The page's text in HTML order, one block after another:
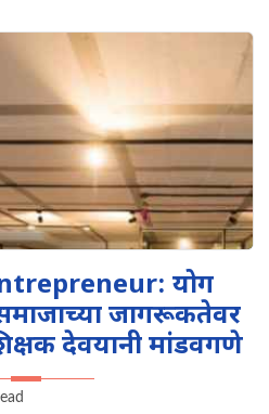
योग
जागरूकतेवर
देवयानी मांडवगणे